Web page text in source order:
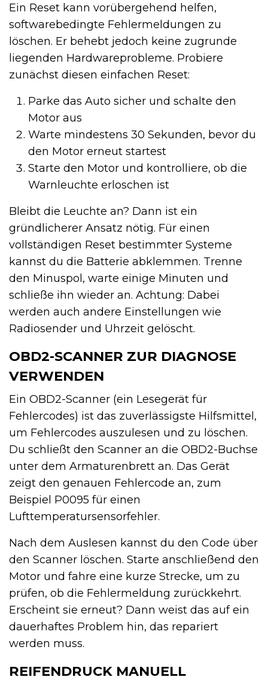
Ein Reset kann vorübergehend helfen,
softwarebedingte Fehlermeldungen zu
löschen. Er behebt jedoch keine zugrunde
liegenden Hardwareprobleme. Probiere
zunächst diesen einfachen Reset:
Parke das Auto sicher und schalte den
Motor aus
Warte mindestens 30 Sekunden, bevor du
den Motor erneut startest
Starte den Motor und kontrolliere, ob die
Warnleuchte erloschen ist
Bleibt die Leuchte an? Dann ist ein
gründlicherer Ansatz nötig. Für einen
vollständigen Reset bestimmter Systeme
kannst du die Batterie abklemmen. Trenne
den Minuspol, warte einige Minuten und
schließe ihn wieder an. Achtung: Dabei
werden auch andere Einstellungen wie
Radiosender und Uhrzeit gelöscht.
OBD2-SCANNER ZUR DIAGNOSE
VERWENDEN
Ein OBD2-Scanner (ein Lesegerät für
Fehlercodes) ist das zuverlässigste Hilfsmittel,
um Fehlercodes auszulesen und zu löschen.
Du schließt den Scanner an die OBD2-Buchse
unter dem Armaturenbrett an. Das Gerät
zeigt den genauen Fehlercode an, zum
Beispiel P0095 für einen
Lufttemperatursensorfehler.
Nach dem Auslesen kannst du den Code über
den Scanner löschen. Starte anschließend den
Motor und fahre eine kurze Strecke, um zu
prüfen, ob die Fehlermeldung zurückkehrt.
Erscheint sie erneut? Dann weist das auf ein
dauerhaftes Problem hin, das repariert
werden muss.
REIFENDRUCK MANUELL